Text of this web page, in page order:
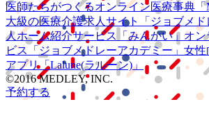
医師たちがつくるオンライン医療事典
大級の医療介護求人サイト 「ジョブメ
人ホーム紹介サービス
「みんかい」 オン
ビス
「ジョブメドレーアカデミー」 女性
アプリ「Lalune(ラルーン)」
©2016 MEDLEY, INC.
予約する